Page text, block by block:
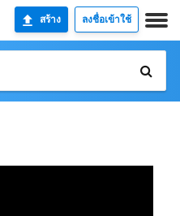
สร้าง ลงชื่อเข้าใช้